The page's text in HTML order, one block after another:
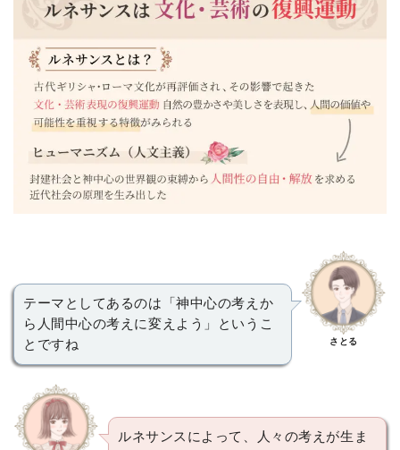
テーマとしてあるのは「神中心の考えか
ら人間中心の考えに変えよう」というこ
とですね
さとる
ルネサンスによって、人々の考えが生ま